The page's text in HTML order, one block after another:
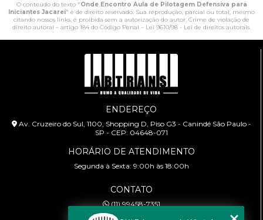
O conteúdo do texto "Onde Encontro Aula de Pilotagem Defensiva para
Iniciantes Jacareí" é de direito reservado. Sua reprodução, parcial ou total, mesmo
citando nossos links, é proibida sem a autorização do autor. Crime de violação de
direito autoral – artigo 184 do Código Penal – Lei 9610/98 - Lei de direitos autorais.
ENDEREÇO
Av. Cruzeiro do Sul, 1100, Shopping D, Piso G3 - Canindé São Paulo -
SP - CEP: 04648-071
HORÁRIO DE ATENDIMENTO
Segunda à Sexta: 9:00h às 18:00h
CONTATO
(11) 99458-7351
cursoabtrans@gmail.com